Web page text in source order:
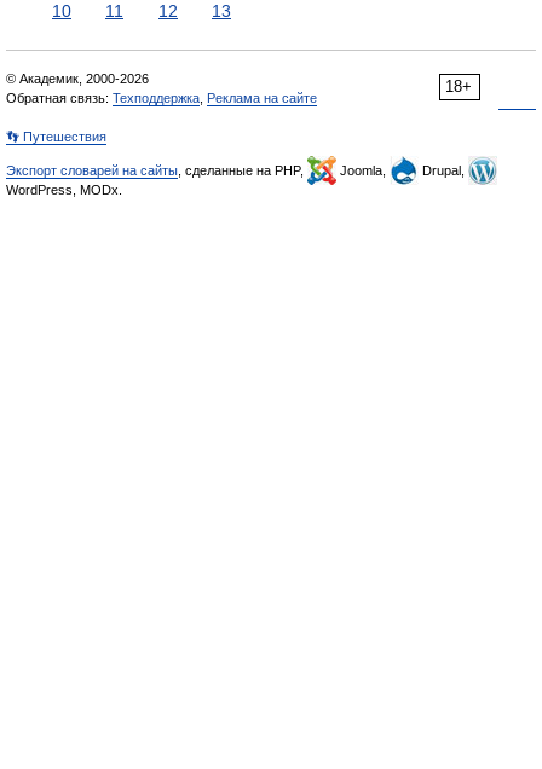
10
11 12 13
18+
© Академик, 2000-2026
Обратная связь: Техподдержка Реклама на сайте
👣 Путешествия
Экспорт словарей на сайты , сделанные на PHP, Joomla,
Drupal,
WordPress, MODx.